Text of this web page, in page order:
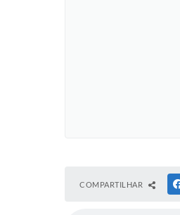
COMPARTILHAR